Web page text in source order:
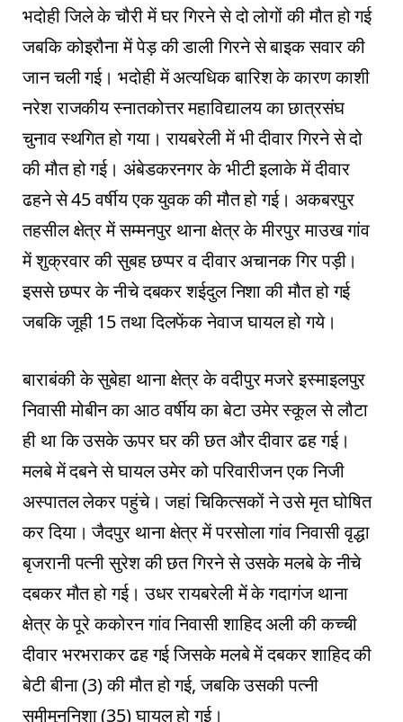
भदोही जिले के चौरी में घर गिरने से दो लोगों की मौत हो गई
जबकि कोइरौना में पेड़ की डाली गिरने से बाइक सवार की
जान चली गई। भदोही में अत्यधिक बारिश के कारण काशी
नरेश राजकीय स्नातकोत्तर महाविद्यालय का छात्रसंघ
चुनाव स्थगित हो गया। रायबरेली में भी दीवार गिरने से दो
की मौत हो गई। अंबेडकरनगर के भीटी इलाके में दीवार
ढहने से 45 वर्षीय एक युवक की मौत हो गई। अकबरपुर
तहसील क्षेत्र में सम्मनपुर थाना क्षेत्र के मीरपुर माउख गांव
में शुक्रवार की सुबह छप्पर व दीवार अचानक गिर पड़ी।
इससे छप्पर के नीचे दबकर शईदुल निशा की मौत हो गई
जबकि जूही 15 तथा दिलफेंक नेवाज घायल हो गये।
बाराबंकी के सुबेहा थाना क्षेत्र के वदीपुर मजरे इस्माइलपुर
निवासी मोबीन का आठ वर्षीय का बेटा उमेर स्कूल से लौटा
ही था कि उसके ऊपर घर की छत और दीवार ढह गई।
मलबे में दबने से घायल उमेर को परिवारीजन एक निजी
अस्पातल लेकर पहुंचे। जहां चिकित्सकों ने उसे मृत घोषित
कर दिया। जैदपुर थाना क्षेत्र में परसोला गांव निवासी वृद्धा
बृजरानी पत्नी सुरेश की छत गिरने से उसके मलबे के नीचे
दबकर मौत हो गई। उधर रायबरेली में के गदागंज थाना
क्षेत्र के पूरे ककोरन गांव निवासी शाहिद अली की कच्ची
दीवार भरभराकर ढह गई जिसके मलबे में दबकर शाहिद की
बेटी बीना (3) की मौत हो गई, जबकि उसकी पत्नी
समीमुननिशा (35) घायल हो गई।